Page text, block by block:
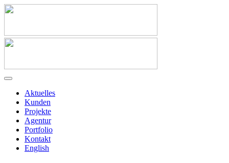
Aktuelles
Kunden
Projekte
Agentur
Portfolio
Kontakt
English